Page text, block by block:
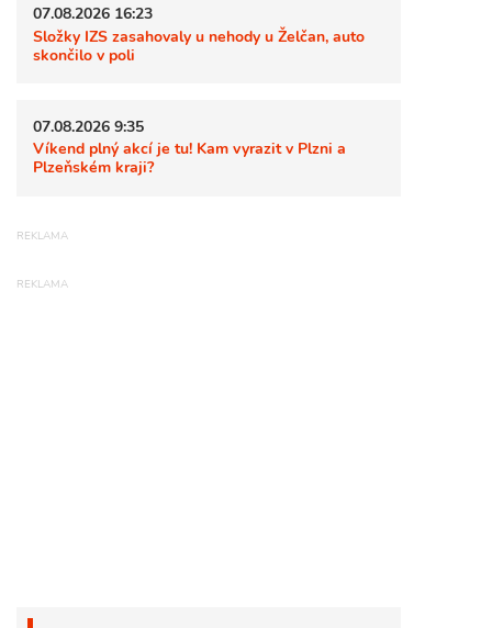
07.08.2026 16:23
Složky IZS zasahovaly u nehody u Želčan, auto
skončilo v poli
07.08.2026 9:35
Víkend plný akcí je tu! Kam vyrazit v Plzni a
Plzeňském kraji?